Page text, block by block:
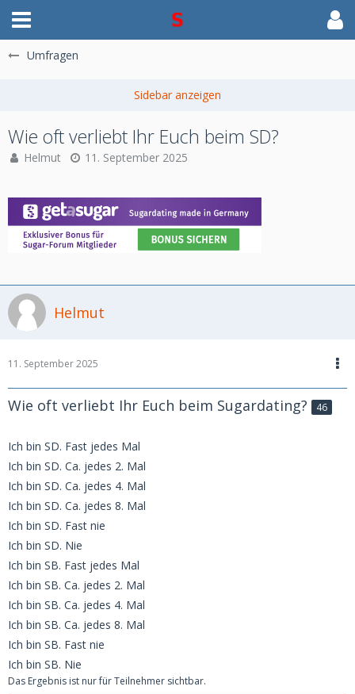
Umfragen
Wie oft verliebt Ihr Euch beim SD?
Helmut 11. September 2025
Helmut
11. September 2025
Wie oft verliebt Ihr Euch beim Sugardating?​ 46
Ich bin SD. Fast jedes Mal
Ich bin SD. Ca. jedes 2. Mal
Ich bin SD. Ca. jedes 4. Mal
Ich bin SD. Ca. jedes 8. Mal
Ich bin SD. Fast nie
Ich bin SD. Nie
Ich bin SB. Fast jedes Mal
Ich bin SB. Ca. jedes 2. Mal
Ich bin SB. Ca. jedes 4. Mal
Ich bin SB. Ca. jedes 8. Mal
Ich bin SB. Fast nie
Ich bin SB. Nie
Das Ergebnis ist nur für Teilnehmer sichtbar.